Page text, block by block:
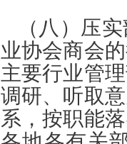
（八）压
业协会商会
主要行业管
调研、听取
系，按职能